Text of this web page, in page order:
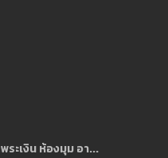
ระเงิน ห้องมุม อา...